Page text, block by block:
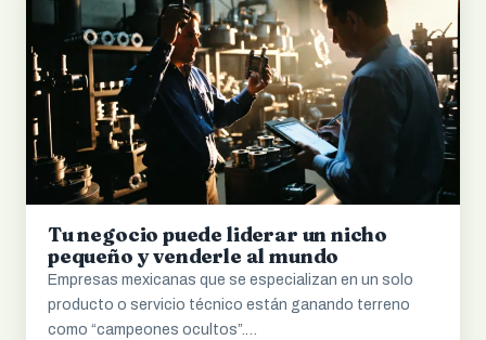
Tu negocio puede liderar un nicho
pequeño y venderle al mundo
Empresas mexicanas que se especializan en un solo
producto o servicio técnico están ganando terreno
como “campeones ocultos”.…